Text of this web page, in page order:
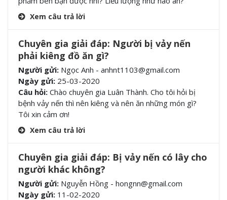
Xem câu trả lời
Chuyên gia giải đáp: Người bị vảy nến
phải kiêng đồ ăn gì?
Người gửi: Ngọc Anh - anhnt1103@gmail.com
Ngày gửi: 25-03-2020
Câu hỏi: Chào chuyên gia Luân Thành. Cho tôi hỏi bị
bệnh vảy nến thì nên kiêng và nên ăn những món gì?
Tôi xin cảm ơn!
Xem câu trả lời
Chuyên gia giải đáp: Bị vảy nến có lây cho
người khác không?
Người gửi: Nguyễn Hồng - hongnn@gmail.com
Ngày gửi: 11-02-2020